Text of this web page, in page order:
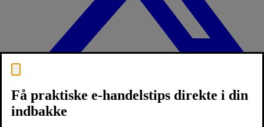
Få praktiske e-handelstips direkte i din
indbakke